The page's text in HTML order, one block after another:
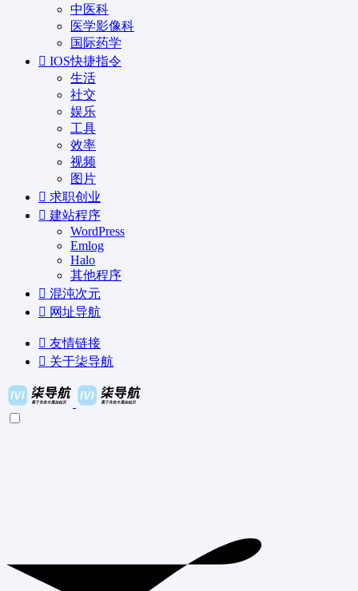
中医科
医学影像科
国际药学
IOS快捷指令
生活
社交
娱乐
工具
效率
视频
图片
求职创业
建站程序
WordPress
Emlog
Halo
其他程序
混沌次元
网址导航
友情链接
关于柒导航